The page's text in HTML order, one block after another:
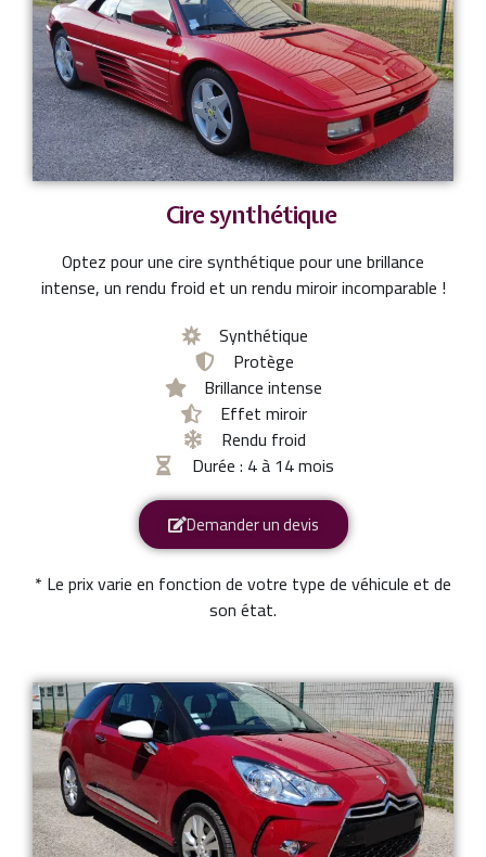
Cire synthétique
Optez pour une cire synthétique pour une brillance
intense, un rendu froid et un rendu miroir incomparable !
Synthétique
Protège
Brillance intense
Effet miroir
Rendu froid
Durée : 4 à 14 mois
Demander un devis
* Le prix varie en fonction de votre type de véhicule et de
son état.